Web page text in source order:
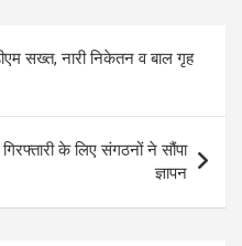
सख्त, नारी निकेतन व बाल गृह
के लिए संगठनों ने सौंपा
ज्ञापन